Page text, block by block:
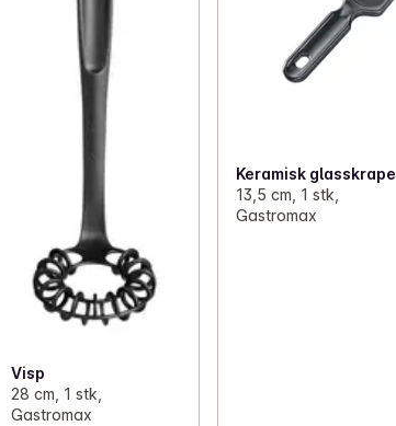
Visp
28 cm, 1 stk,
Gastromax
Keramisk glasskrape
13,5 cm, 1 stk,
Gastromax